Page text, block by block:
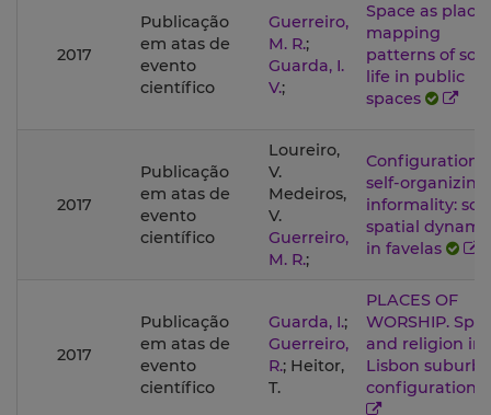
2017
Publicação
em atas de
evento
científico
Guerreiro,
M. R.;
Guarda, I.
V.;
Space as place:
mapping
patterns of
life in public
spaces
2017
Publicação
em atas de
evento
científico
Loureiro,
V.
Medeiros,
V.
Guerreiro,
M. R.;
Configuration
self-organizing
informality:
spatial
in favelas
2017
Publicação
em atas de
evento
científico
Guarda, I.;
Guerreiro,
R.; Heitor,
T.
PLACES OF
WORSHIP.
and religion in
Lisbon
configurations